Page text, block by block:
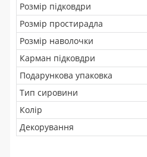
Розмір підковдри
Розмір простирадла
Розмір наволочки
Карман підковдри
Подарункова упаковка
Тип сировини
Колір
Декорування